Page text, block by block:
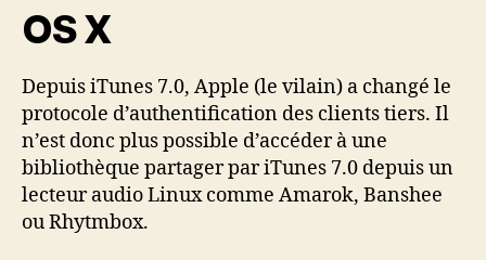
OS X
Depuis iTunes 7.0, Apple (le vilain) a changé le
protocole d’authentification des clients tiers. Il
n’est donc plus possible d’accéder à une
bibliothèque partager par iTunes 7.0 depuis un
lecteur audio Linux comme Amarok, Banshee
ou Rhytmbox.